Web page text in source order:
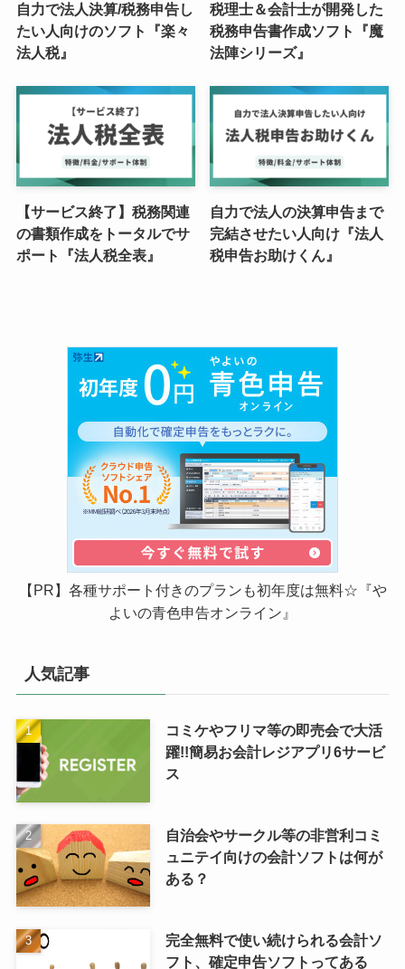
自力で法人決算/税務申告し
たい人向けのソフト『楽々
法人税』
税理士＆会計士が開発した
税務申告書作成ソフト『魔
法陣シリーズ』
【サービス終了】税務関連
の書類作成をトータルでサ
ポート『法人税全表』
自力で法人の決算申告まで
完結させたい人向け『法人
税申告お助けくん』
【PR】各種サポート付きのプランも初年度は無料☆『や
よいの青色申告オンライン』
人気記事
コミケやフリマ等の即売会で大活
躍!!簡易お会計レジアプリ6サービ
ス
自治会やサークル等の非営利コミ
ュニテイ向けの会計ソフトは何が
ある？
完全無料で使い続けられる会計ソ
フト、確定申告ソフトってある